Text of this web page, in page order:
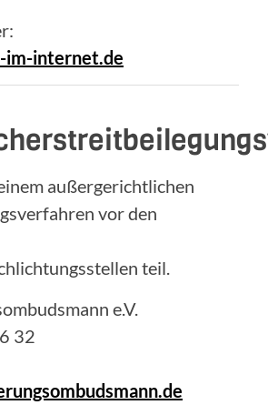
im-internet.de
außergerichtlichen
vor den
teil.
e.V.
32